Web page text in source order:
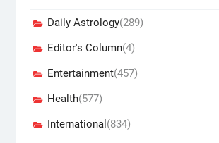
Daily Astrology(289)
Editor's Column(4)
Entertainment(457)
Health(577)
International (834)